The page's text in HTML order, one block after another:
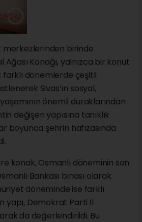
birinde
Konağı, yalnızca bir konut
farklı dönemlerde çeşitli
Sivas’ın sosyal,
önemli duraklarından
değişen yapısına tanıklık
boyunca şehrin hafızasında
konak, Osmanlı döneminin son
Bankası binası olarak
döneminde ise farklı
yapı, Demokrat Parti İl
da değerlendirildi. Bu